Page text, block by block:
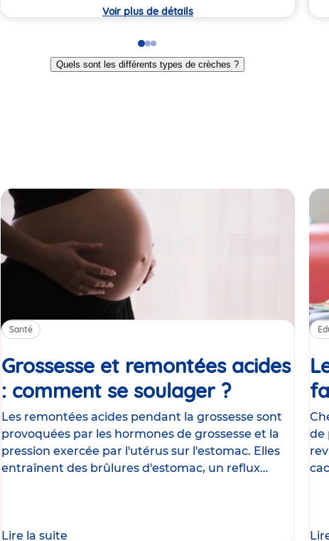
Voir plus de détails
Go
to
slide
Go
to
slide
Go
to
slide
Quels sont les différents types de crèches ?
Santé
Grossesse et remontées acides
: comment se soulager ?Article
Les remontées acides pendant la grossesse sont
provoquées par les hormones de grossesse et la
pression exercée par l'utérus sur l'estomac. Elles
entraînent des brûlures d'estomac, un reflux
Lire la suite
de